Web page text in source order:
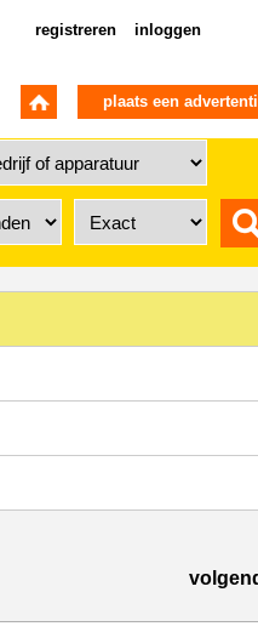
registreren inloggen
plaats een